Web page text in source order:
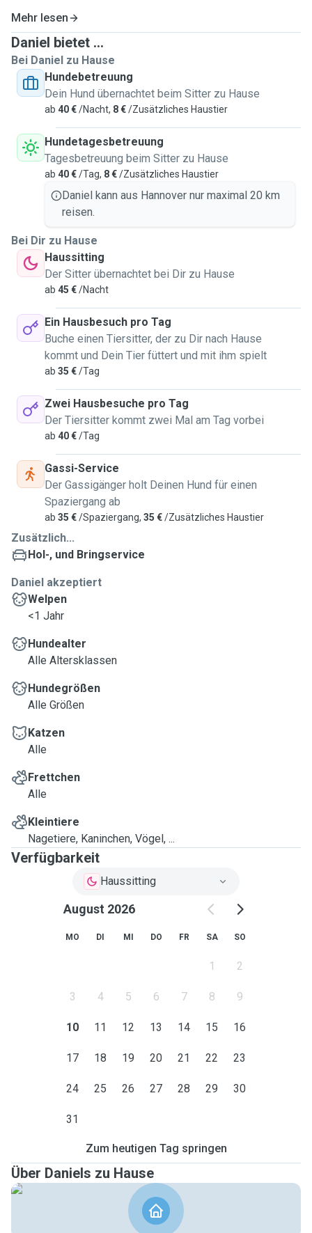
Mehr lesen
Daniel bietet ...
Bei Daniel zu Hause
Hundebetreuung
Dein Hund übernachtet beim Sitter zu Hause
ab 40 €/Nacht, 8 €/Zusätzliches Haustier
Hundetagesbetreuung
Tagesbetreuung beim Sitter zu Hause
ab 40 €/Tag, 8 €/Zusätzliches Haustier
Daniel kann aus Hannover nur maximal 20 km
reisen.
Bei Dir zu Hause
Haussitting
Der Sitter übernachtet bei Dir zu Hause
ab 45 €/Nacht
Ein Hausbesuch pro Tag
Buche einen Tiersitter, der zu Dir nach Hause
kommt und Dein Tier füttert und mit ihm spielt
ab 35 €/Tag
Zwei Hausbesuche pro Tag
Der Tiersitter kommt zwei Mal am Tag vorbei
ab 40 €/Tag
Gassi-Service
Der Gassigänger holt Deinen Hund für einen
Spaziergang ab
ab 35 €/Spaziergang, 35 €/Zusätzliches Haustier
Zusätzlich...
Hol-, und Bringservice
Daniel akzeptiert
Welpen
<1 Jahr
Hundealter
Alle Altersklassen
Hundegrößen
Alle Größen
Katzen
Alle
Frettchen
Alle
Kleintiere
Nagetiere, Kaninchen, Vögel, ...
Verfügbarkeit
Haussitting
August 2026
MO DI MI DO FR SA SO
1 2
3 4 5 6 7 8 9
10 11 12 13 14 15 16
17 18 19 20 21 22 23
24 25 26 27 28 29 30
31
Zum heutigen Tag springen
Über Daniels zu Hause